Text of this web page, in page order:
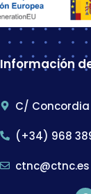
Información
C/
(+34) 968
ctnc@ctnc.es